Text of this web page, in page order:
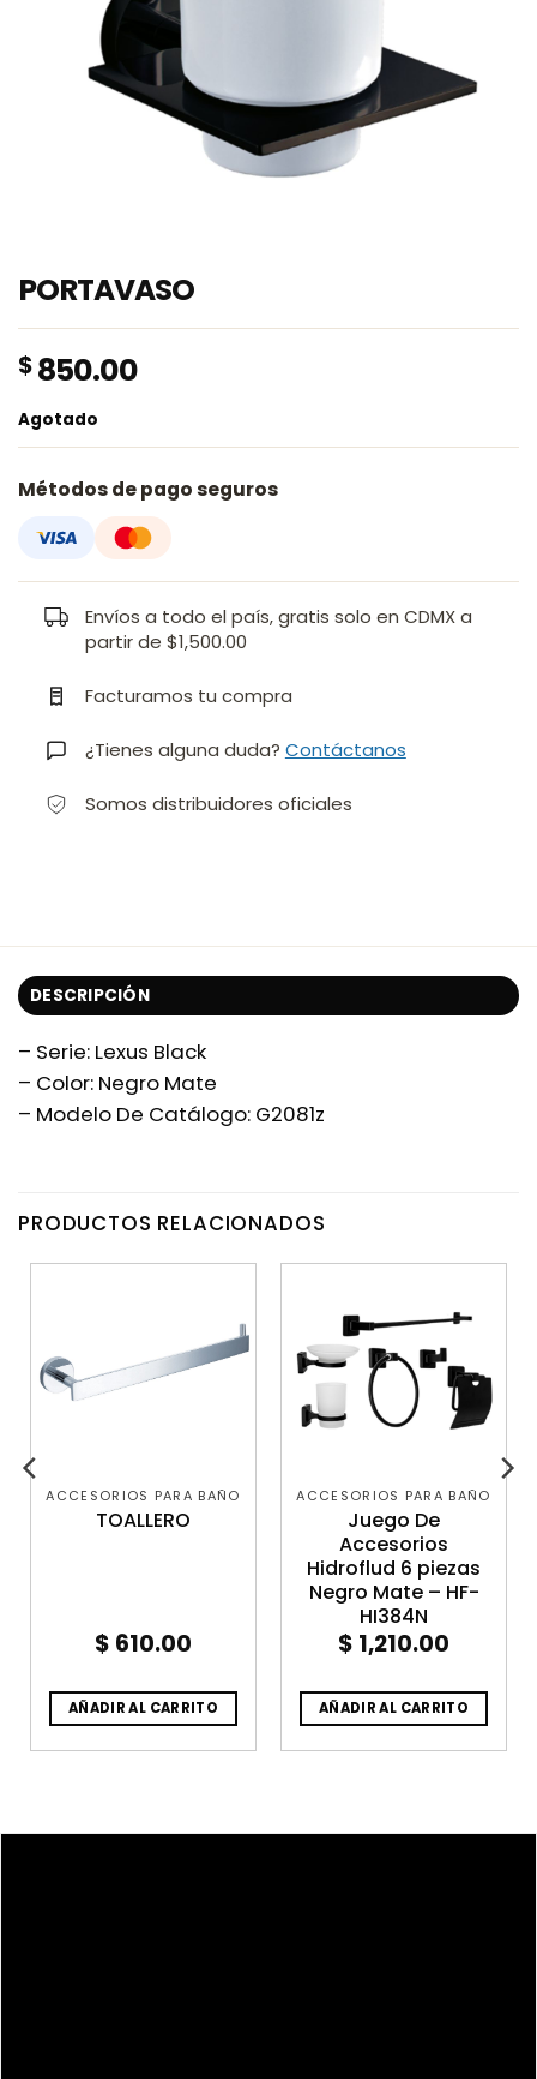
PORTAVASO
$850.00
Agotado
Métodos de pago seguros
Envíos a todo el país, gratis solo en CDMX a
partir de $1,500.00
Facturamos tu compra
¿Tienes alguna duda? Contáctanos
Somos distribuidores oficiales
DESCRIPCIÓN
– Serie: Lexus Black
– Color: Negro Mate
– Modelo De Catálogo: G2081z
PRODUCTOS RELACIONADOS
ACCESORIOS PARA BAÑO
TOALLERO
$ 610.00
AÑADIR AL CARRITO
ACCESORIOS PARA BAÑO
Juego De
Accesorios
Hidroflud 6 piezas
Negro Mate – HF-
HI384N
$ 1,210.00
AÑADIR AL CARRITO